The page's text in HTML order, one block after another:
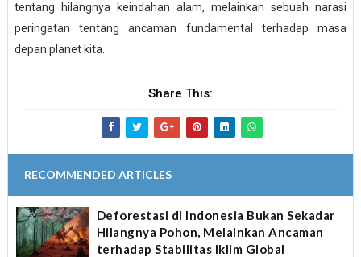
tentang hilangnya keindahan alam, melainkan sebuah narasi
peringatan tentang ancaman fundamental terhadap masa
depan planet kita.
Share This:
RECOMMENDED ARTICLES
Deforestasi di Indonesia Bukan Sekadar
Hilangnya Pohon, Melainkan Ancaman
terhadap Stabilitas Iklim Global